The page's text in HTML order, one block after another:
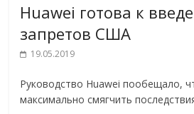
Huawei готова к
запретов США
19.05.2019
Руководство Huawei пообещало,
максимально смягчить